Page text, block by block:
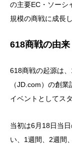
の主要EC・ソーシ
規模の商戦に成長
618商戦の由
618商戦の起源は
（JD.com）の創
イベントとしてス
当初は6月18日当
い、1週間、2週間